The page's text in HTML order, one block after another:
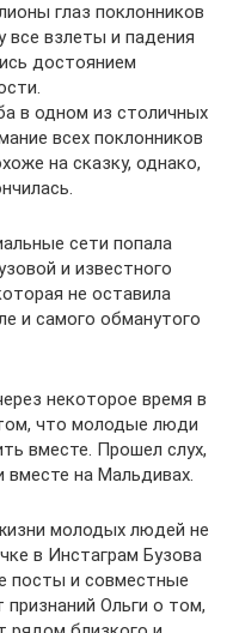
глаз поклонников
все взлеты и падения
достоянием
в одном из столичных
всех поклонников
на сказку, однако,
сети попала
и известного
не оставила
и самого обманутого
некоторое время в
что молодые люди
вместе. Прошел слух,
на Мальдивах.
молодых людей не
в Инстаграм Бузова
посты и совместные
Ольги о том,